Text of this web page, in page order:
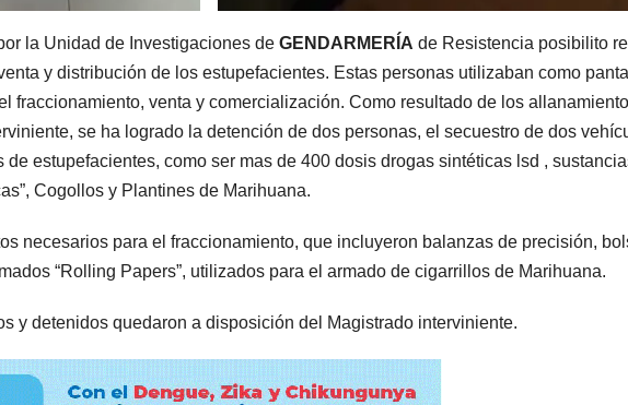
la Unidad de Investigaciones de GENDARMERÍA de Resistencia posibilito
y distribución de los estupefacientes. Estas personas utilizaban como
fraccionamiento, venta y comercialización. Como resultado de los
se ha logrado la detención de dos personas, el secuestro de dos
de estupefacientes, como ser mas de 400 dosis drogas sintéticas lsd ,
Cogollos y Plantines de Marihuana.
necesarios para el fraccionamiento, que incluyeron balanzas de precisión,
“Rolling Papers”, utilizados para el armado de cigarrillos de Marihuana.
y detenidos quedaron a disposición del Magistrado interviniente.